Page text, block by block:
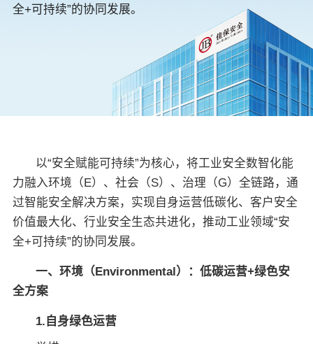
EN
全+可持续”的协同发展。
以“安全赋能可持续”为核心，将工业安全数智化能
力融入环境（E）、社会（S）、治理（G）全链路，通
过智能安全解决方案，实现自身运营低碳化、客户安全
价值最大化、行业安全生态共进化，推动工业领域“安
全+可持续”的协同发展。
一、环境（Environmental）：低碳运营+绿色安
全方案
1.自身绿色运营